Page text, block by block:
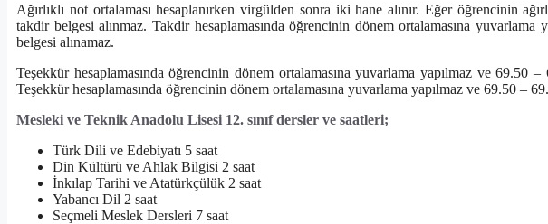
Ağırlıklı not ortalaması hesaplanırken virgülden sonra iki hane alınır. Eğer öğrencinin
takdir belgesi alınmaz. Takdir hesaplamasında öğrencinin dönem ortalamasına yuvarlama
belgesi alınamaz.
Teşekkür hesaplamasında öğrencinin dönem ortalamasına yuvarlama yapılmaz ve 69.50 –
Teşekkür hesaplamasında öğrencinin dönem ortalamasına yuvarlama yapılmaz ve 69.50 –
Mesleki ve Teknik Anadolu Lisesi 12. sınıf dersler ve saatleri;
Türk Dili ve Edebiyatı 5 saat
Din Kültürü ve Ahlak Bilgisi 2 saat
İnkılap Tarihi ve Atatürkçülük 2 saat
Yabancı Dil 2 saat
Seçmeli Meslek Dersleri 7 saat